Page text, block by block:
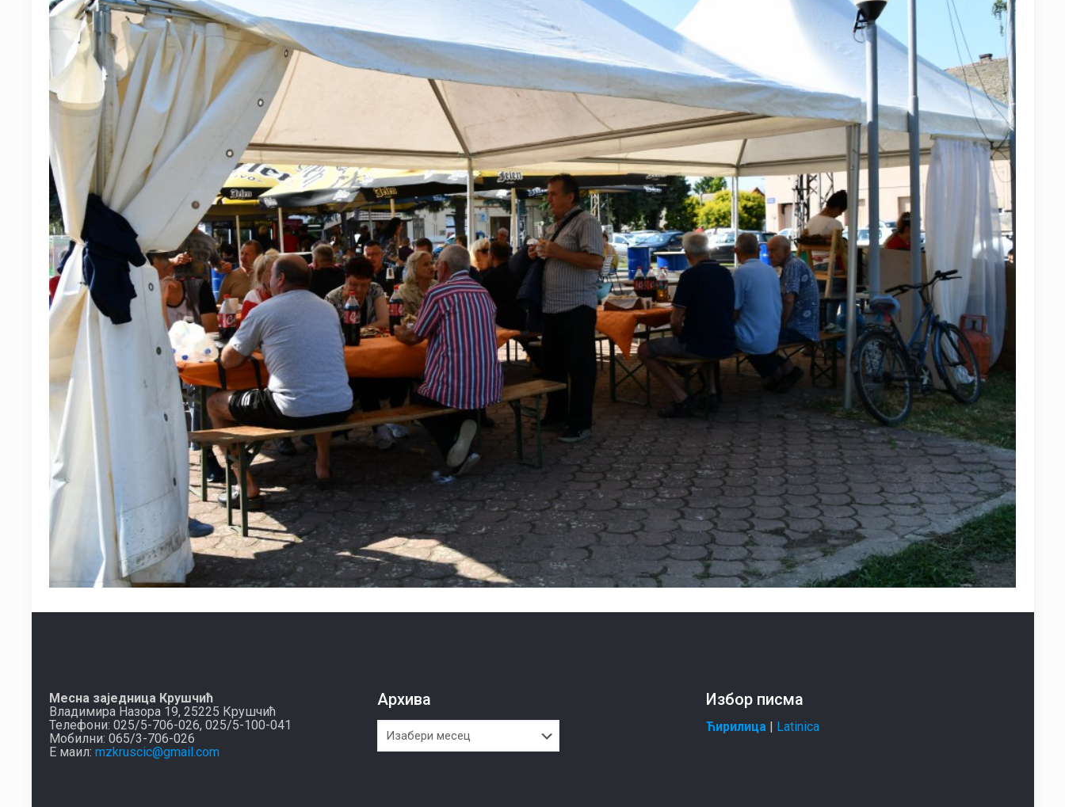
Месна заједница Крушчић
Владимира Назора 19, 25225 Крушчић
Телефони: 025/5-706-026, 025/5-100-041
Мобилни: 065/3-706-026
Е маил: mzkruscic@gmail.com
Архива Избор писма
Ћирилица | Latinica